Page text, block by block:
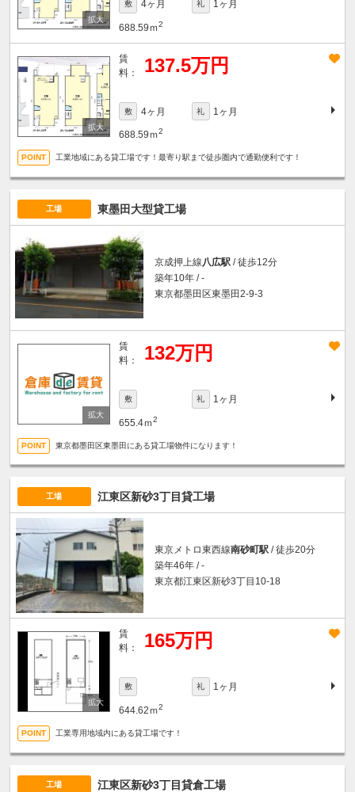
敷 4ヶ月 礼 1ヶ月
688.59ｍ2
賃
料：
137.5万円
敷 4ヶ月 礼 1ヶ月
688.59ｍ2
工業地域にある貸工場です！最寄り駅まで徒歩圏内で通勤便利です！
工場 東墨田大型貸工場
京成押上線八広駅 / 徒歩12分
築年10年 / -
東京都墨田区東墨田2-9-3
賃
料：
132万円
敷 礼 1ヶ月
655.4ｍ2
東京都墨田区東墨田にある貸工場物件になります！
工場 江東区新砂3丁目貸工場
東京メトロ東西線南砂町駅 / 徒歩20分
築年46年 / -
東京都江東区新砂3丁目10-18
賃
料：
165万円
敷 礼 1ヶ月
644.62ｍ2
工業専用地域内にある貸工場です！
工場 江東区新砂3丁目貸倉工場